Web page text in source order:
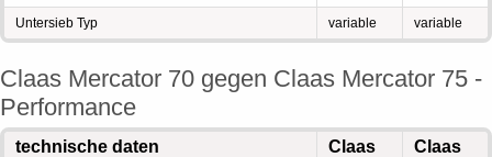
Untersieb Typ variable variable
Claas Mercator 70 gegen Claas Mercator 75 -
Performance
technische daten
Claas
Claas